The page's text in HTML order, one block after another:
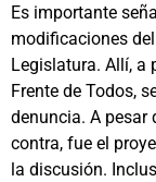
Es importante
modificaciones
Legislatura. Allí, a
Frente de Todos,
denuncia. A pesar
contra, fue el
la discusión.